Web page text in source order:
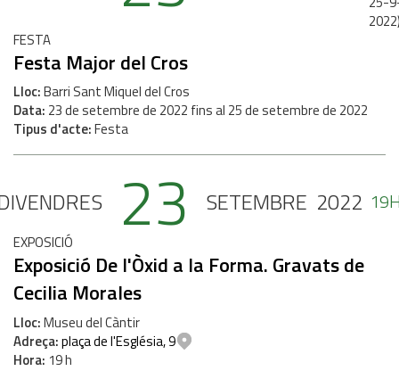
2022
FESTA
Festa Major del Cros
Lloc Barri Sant Miquel del Cros
Data 23desetembrede 2022 fins al 25desetembrede 2022
Tipus d'acte Festa
23 SETEMBRE 2022
EXPOSICIÓ
Exposició De l'Òxid a la Forma. Gravats de
Cecilia Morales
Lloc Museu del Càntir
Adreça plaça de l'Església, 9
Hora 19 h